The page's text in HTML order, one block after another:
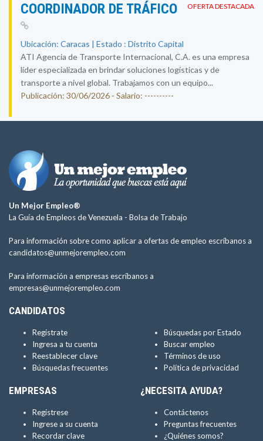
OFERTA DESTACADA
COORDINADOR DE TRÁFICO
Ubicación: Caracas | Estado : Distrito Capital
ATI Agencia de Transporte Internacional, C.A. es una empresa
líder especializada en brindar soluciones logísticas y de
transporte a nivel global. Trabajamos con un equipo...
Publicación: 30/06/2026 - Salario: ----------
Un Mejor Empleo®
La Guía de Empleos de Venezuela - Bolsa de Trabajo
Para información sobre como aplicar a ofertas de empleo escríbanos a
candidatos@unmejorempleo.com
Para información a empresas escríbanos a
empresas@unmejorempleo.com
CANDIDATOS
Regístrate
Ingresa a tu cuenta
Reestablecer clave
Búsquedas frecuentes
Búsquedas por Estado
Buscar empleo
Términos de uso
Política de privacidad
EMPRESAS
Regístrese
Ingrese a su cuenta
Recordar clave
¿NECESITA AYUDA?
Contáctenos
Preguntas frecuentes
¿Quiénes somos?